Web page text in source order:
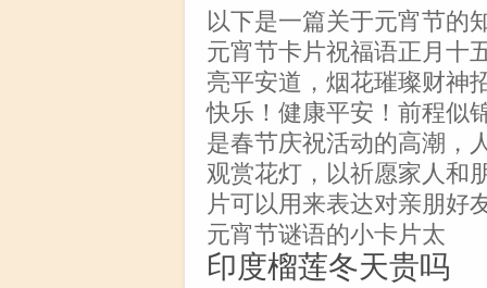
以下是一篇关于元宵节的
元宵节卡片祝福语正月十
亮平安道，烟花璀璨财神
快乐！健康平安！前程似
是春节庆祝活动的高潮，
观赏花灯，以祈愿家人和
片可以用来表达对亲朋好
元宵节谜语的小卡片太
印度榴莲冬天贵吗